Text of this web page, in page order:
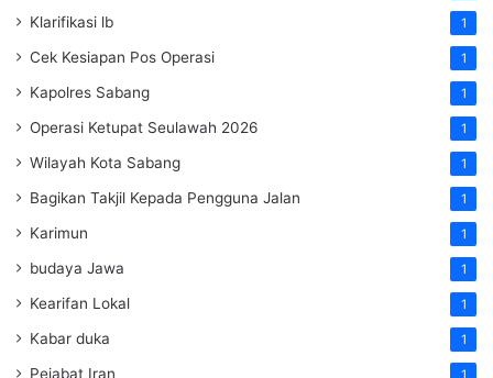
Klarifikasi lb 1
Cek Kesiapan Pos Operasi 1
Kapolres Sabang 1
Operasi Ketupat Seulawah 2026 1
Wilayah Kota Sabang 1
Bagikan Takjil Kepada Pengguna Jalan 1
Karimun 1
budaya Jawa 1
Kearifan Lokal 1
Kabar duka 1
Pejabat Iran 1